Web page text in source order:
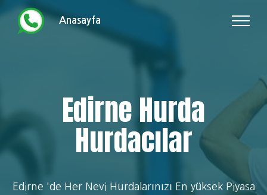
Anasayfa
Edirne Hurda
Hurdacılar
Edirne 'de Her Nevi Hurdalarınızı En yüksek Piyasa